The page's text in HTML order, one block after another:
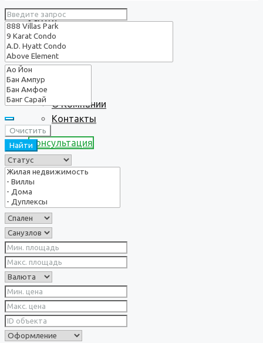
Услуги
О нас
О Компании
Контакты
Консультация
Очистить
Найти